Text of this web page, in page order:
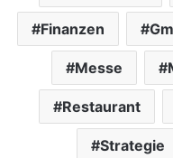
Finanzen
Messe
Restaurant
Strategie